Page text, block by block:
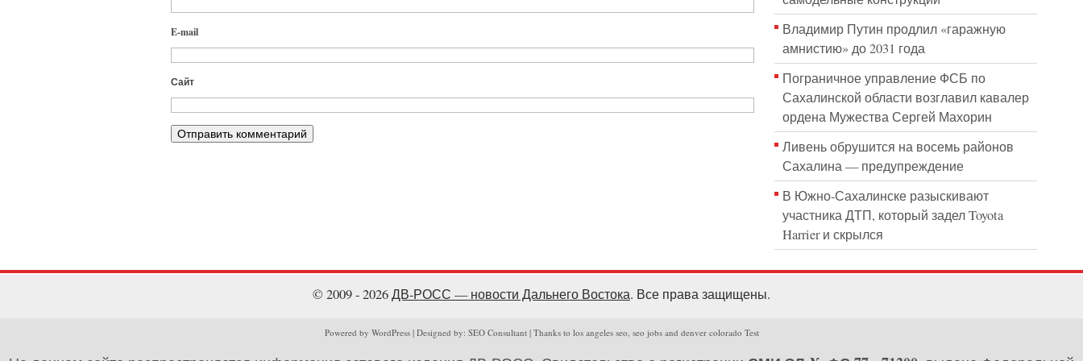
E-mail
Сайт
Владимир Путин продлил «гаражную
амнистию» до 2031 года
Пограничное управление ФСБ по
Сахалинской области возглавил кавалер
ордена Мужества Сергей Махорин
Ливень обрушится на восемь районов
Сахалина — предупреждение
В Южно-Сахалинске разыскивают
участника ДТП, который задел Toyota
Harrier и скрылся
© 2009 - 2026ДВ-РОСС — новости Дальнего Востока. Все права защищены.
Powered by WordPress | Designed by: SEO Consultant | Thanks to los angeles seo, seo jobs and denver colorado Test